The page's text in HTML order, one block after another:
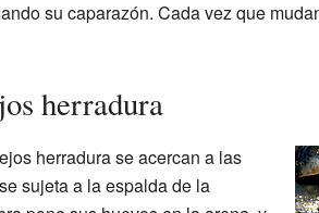
su caparazón. Cada vez que
herradura
herradura se acercan a las
sujeta a la espalda de la